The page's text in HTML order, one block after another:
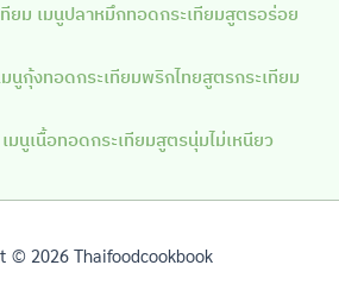
ยม เมนูปลาหมึกทอดกระเทียมสูตรอร่อย
นูกุ้งทอดกระเทียมพริกไทยสูตรกระเทียม
มนูเนื้อทอดกระเทียมสูตรนุ่มไม่เหนียว
© 2026 Thaifoodcookbook